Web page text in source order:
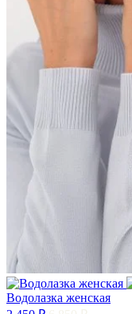
Водолазка женская